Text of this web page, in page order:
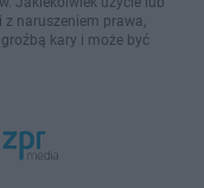
z naruszeniem prawa,
kary i może być